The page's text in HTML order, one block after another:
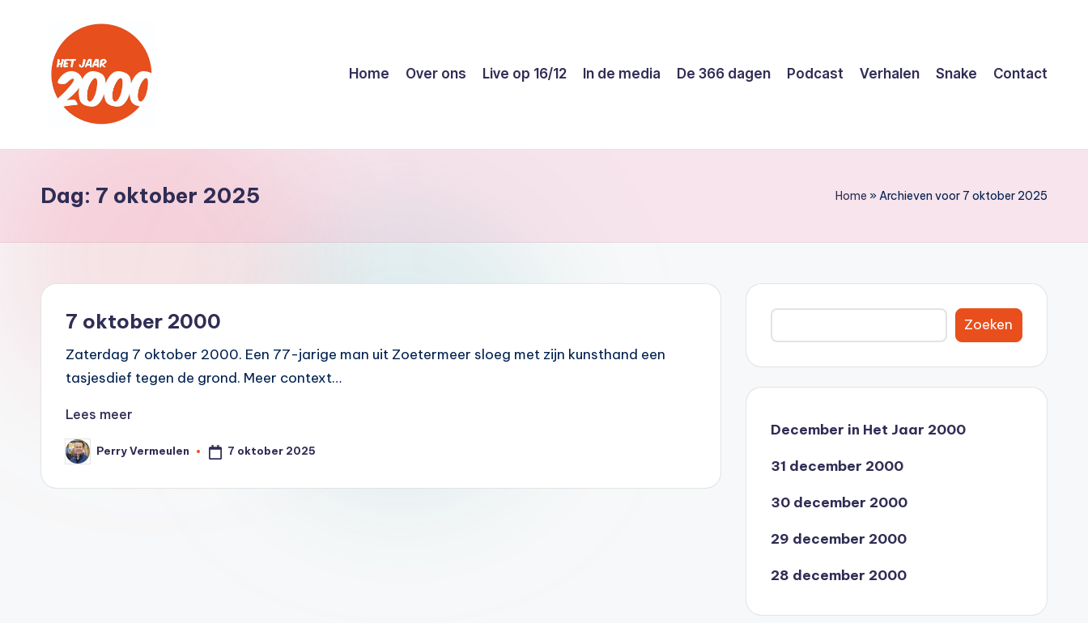
H
t
J
a
0
lang
terug
jaar
Home Over ons Live op 16/12 In de media De 366 dagen Podcast Verhalen Snake Contact
Dag: 7 oktober 2025 Home »Archieven voor 7 oktober 2025
7 oktober 2000
Zaterdag 7 oktober 2000. Een 77-jarige man uit Zoetermeer sloeg met zijn kunsthand een
tasjesdief tegen de grond. Meer context…
Lees meer
Geplaatst
door
Perry Vermeulen 7 oktober 2025
Zoeken
Zoeken
December in Het Jaar 2000
31 december 2000
30 december 2000
29 december 2000
28 december 2000